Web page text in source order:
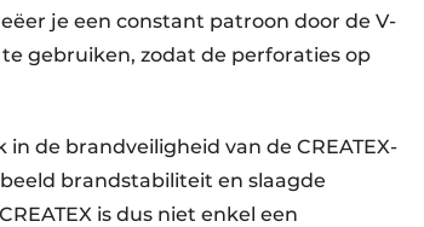
je een constant patroon door de V-
gebruiken, zodat de perforaties op
de brandveiligheid van de CREATEX-
brandstabiliteit en slaagde
is dus niet enkel een